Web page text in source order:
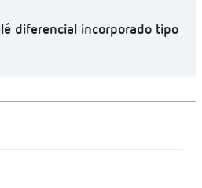
diferencial incorporado tipo